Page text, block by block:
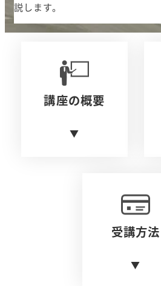
説します。
講座の概要
▼
受講方法
▼